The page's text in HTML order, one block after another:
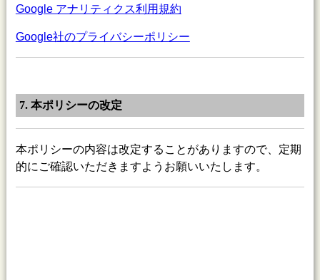
Google アナリティクス利用規約
Google社のプライバシーポリシー
7. 本ポリシーの改定
本ポリシーの内容は改定することがありますので、定期
的にご確認いただきますようお願いいたします。